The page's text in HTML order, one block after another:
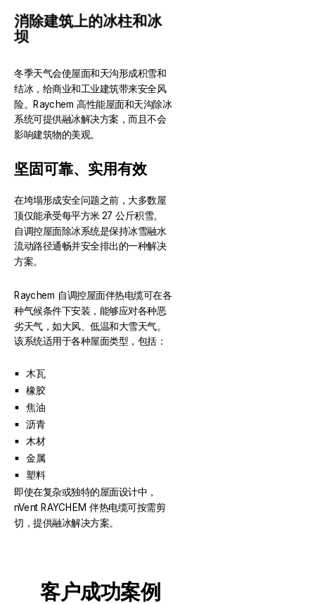
消除建筑上的冰柱和冰
坝
冬季天气会使屋面和天沟形成积雪和
结冰，给商业和工业建筑带来安全风
险。Raychem 高性能屋面和天沟除冰
系统可提供融冰解决方案，而且不会
影响建筑物的美观。
坚固可靠、实用有效
在垮塌形成安全问题之前，大多数屋
顶仅能承受每平方米 27 公斤积雪。
自调控屋面除冰系统是保持冰雪融水
流动路径通畅并安全排出的一种解决
方案。
Raychem 自调控屋面伴热电缆可在各
种气候条件下安装，能够应对各种恶
劣天气，如大风、低温和大雪天气。
该系统适用于各种屋面类型，包括：
木瓦
橡胶
焦油
沥青
木材
金属
塑料
即使在复杂或独特的屋面设计中，
nVent RAYCHEM 伴热电缆可按需剪
切，提供融冰解决方案。
客户成功案例